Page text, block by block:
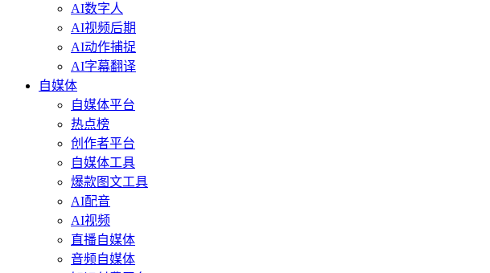
AI数字人
AI视频后期
AI动作捕捉
AI字幕翻译
自媒体
自媒体平台
热点榜
创作者平台
自媒体工具
爆款图文工具
AI配音
AI视频
直播自媒体
音频自媒体